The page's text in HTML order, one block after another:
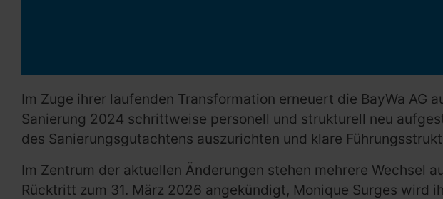
Im Zuge ihrer laufenden Transformation erneuert die BayWa
Sanierung 2024 schrittweise personell und strukturell neu
des Sanierungsgutachtens auszurichten und klare
Im Zentrum der aktuellen Änderungen stehen mehrere Wechsel
Rücktritt zum 31. März 2026 angekündigt, Monique Surges